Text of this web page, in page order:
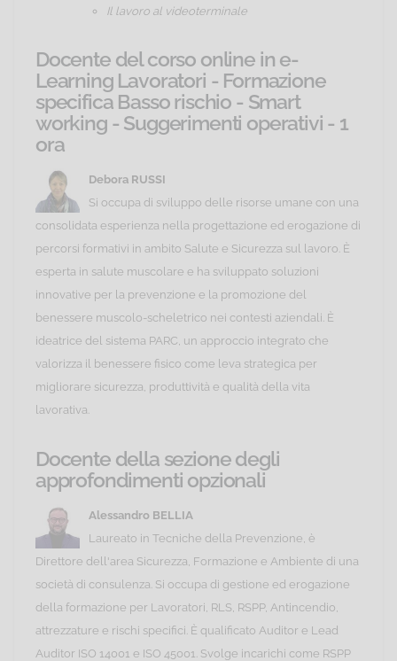
Il lavoro al videoterminale
Docente del corso online in e-
Learning Lavoratori - Formazione
specifica Basso rischio - Smart
working - Suggerimenti operativi - 1
ora
Debora RUSSI
Si occupa di sviluppo delle risorse umane con una
consolidata esperienza nella progettazione ed erogazione di
percorsi formativi in ambito Salute e Sicurezza sul lavoro. È
esperta in salute muscolare e ha sviluppato soluzioni
innovative per la prevenzione e la promozione del
benessere muscolo-scheletrico nei contesti aziendali. È
ideatrice del sistema PARC, un approccio integrato che
valorizza il benessere fisico come leva strategica per
migliorare sicurezza, produttività e qualità della vita
lavorativa.
Docente della sezione degli
approfondimenti opzionali
Alessandro BELLIA
Laureato in Tecniche della Prevenzione, è
Direttore dell'area Sicurezza, Formazione e Ambiente di una
società di consulenza. Si occupa di gestione ed erogazione
della formazione per Lavoratori, RLS, RSPP, Antincendio,
attrezzature e rischi specifici. È qualificato Auditor e Lead
Auditor ISO 14001 e ISO 45001. Svolge incarichi come RSPP